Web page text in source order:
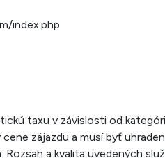
index.php
taxu v závislosti od
zájazdu a musí byť
a kvalita uvedených